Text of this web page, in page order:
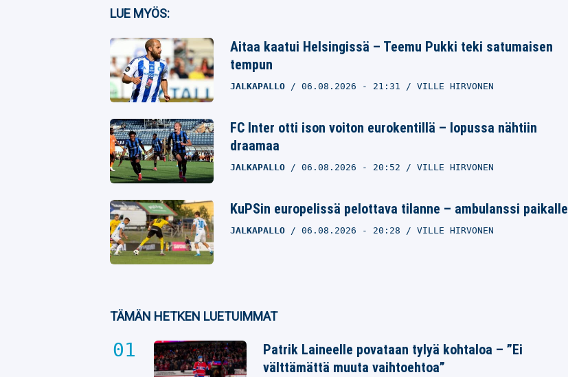
Facebook
Twitter
Whatsapp
LUE MYÖS:
Aitaa kaatui Helsingissä – Teemu Pukki teki satumaisen
tempun
JALKAPALLO 06.08.2026 - 21:31 VILLE HIRVONEN
FC Inter otti ison voiton eurokentillä – lopussa nähtiin
draamaa
JALKAPALLO 06.08.2026 - 20:52 VILLE HIRVONEN
KuPSin europelissä pelottava tilanne – ambulanssi paikalle
JALKAPALLO 06.08.2026 - 20:28 VILLE HIRVONEN
TÄMÄN HETKEN LUETUIMMAT
Patrik Laineelle povataan tylyä kohtaloa – ”Ei
välttämättä muuta vaihtoehtoa”